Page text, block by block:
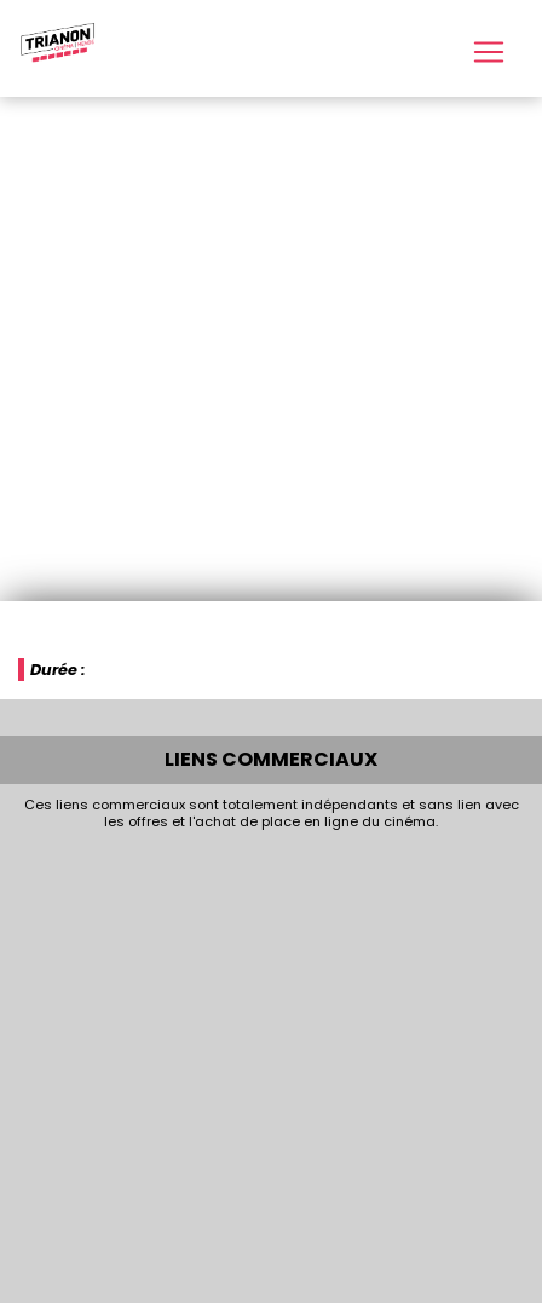
Durée :
LIENS COMMERCIAUX
Ces liens commerciaux sont totalement indépendants et sans lien avec
les offres et l'achat de place en ligne du cinéma.